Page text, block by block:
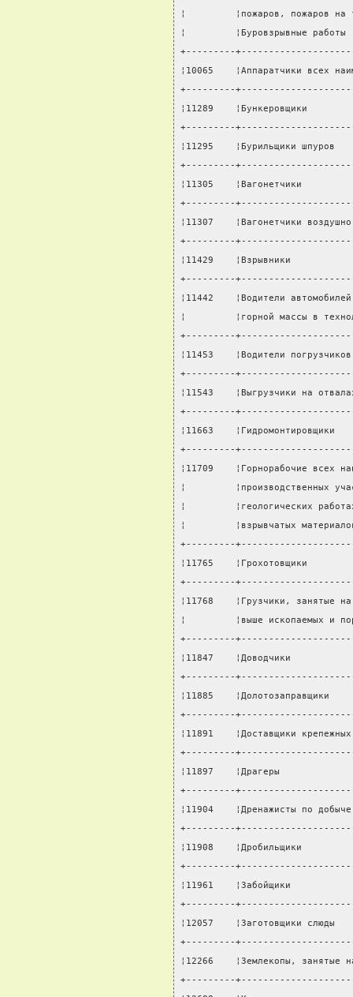
¦         ¦пожаров, пожаров на
¦         ¦Буровзрывные
+---------
¦10065    ¦Аппаратчики
+---------
¦11289
+---------
¦11295    ¦Бурильщики
+---------
¦11305
+---------
¦11307    ¦Вагонетчики
+---------
¦11429    ¦Взрывники
+---------
¦11442    ¦Водители
¦         ¦горной массы в
+---------
¦11453    ¦Водители
+---------
¦11543    ¦Выгрузчики
+---------
¦11663
+---------
¦11709    ¦Горнорабочие
¦         ¦производственных
¦         ¦геологических
¦         ¦взрывчатых
+---------
¦11765
+---------
¦11768    ¦Грузчики, занятые
¦         ¦выше
+---------
¦11847    ¦Доводчики
+---------
¦11885
+---------
¦11891    ¦Доставщики
+---------
¦11897    ¦Драгеры
+---------
¦11904    ¦Дренажисты по
+---------
¦11908
+---------
¦11961    ¦Забойщики
+---------
¦12057    ¦Заготовщики
+---------
¦12266    ¦Землекопы, занятые
+---------